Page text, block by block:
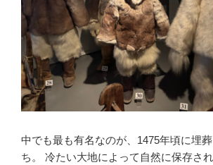
中でも最も有名なのが、1475年頃に埋
ち。 冷たい大地によって自然に保存さ